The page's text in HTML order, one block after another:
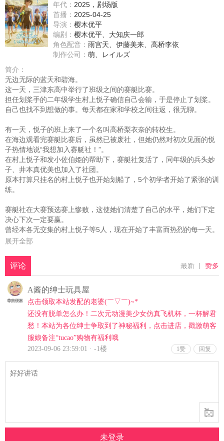
年代： 2025，剧场版
首播： 2025-04-25
导演： 樱木优平
编剧： 樱木优平、大知庆一郎
角色配音： 雨宫天、 伊藤美来、 高桥李依
制作公司： 萌、レイルズ
简介：
无边无际的蓝天和碧海。
这一天，三津东高中举行了班级之间的赛艇比赛。
担任划桨手的二年级学生村上悦子确信自己会输，于是停止了划桨。
自己也找不到想做的事。每天都在家和学校之间往返，很无聊。
有一天，悦子的班上来了一个名叫高桥梨衣奈的转校生。
在海边观看完赛艇比赛后，虽然已被废社，但她仍然对初次见面的悦
子热情地说“我想加入赛艇社！”。
在村上悦子和发小佐伯姫的帮助下，赛艇社复活了，同年级的兵头妙
子、井本真优美也加入了社团。
原本打算只挂名的村上悦子也开始划船了，5个初学者开始了紧张的训
练。
赛艇社在大赛预选赛上惨败，这使她们清楚了自己的水平，她们下定
决心下次一定要赢。
曾经本各无交集的村上悦子等5人，现在开始了丰富而热烈的每一天。
展开全部